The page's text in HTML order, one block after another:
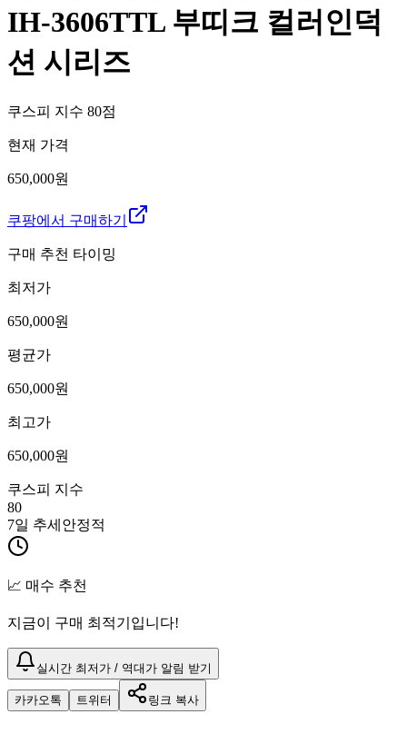
IH-3606TTL 부띠크 컬러인덕
션 시리즈
쿠스피 지수 80점
현재 가격
650,000원
쿠팡에서 구매하기
구매 추천 타이밍
최저가
650,000원
평균가
650,000원
최고가
650,000원
쿠스피 지수
80
7일 추세 안정적
📈 매수 추천
지금이 구매 최적기입니다!
실시간 최저가 / 역대가 알림 받기
카카오톡 트위터 링크 복사